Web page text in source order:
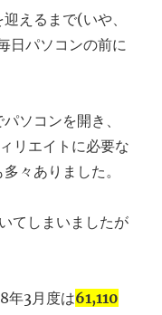
えるまで(いや、
日パソコンの前に
ソコンを開き、
リエイトに必要な
々ありました。
てしまいましたが
年3月度は61,110